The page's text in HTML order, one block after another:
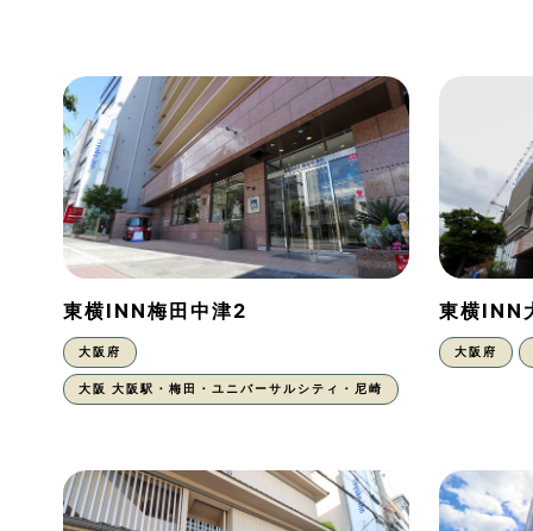
東横INN梅田中津2
大阪府
大阪 大阪駅・梅田・ユニバーサルシティ・尼崎
東横INN
大阪府